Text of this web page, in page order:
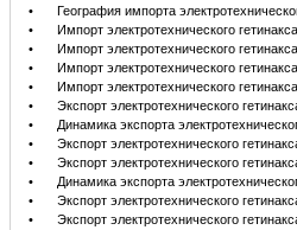
•
География импорта
•
Импорт электротехнического
•
Импорт электротехнического
•
Импорт электротехнического
•
Импорт электротехнического
•
Экспорт электротехнического
•
Динамика экспорта
•
Экспорт электротехнического
•
Экспорт электротехнического
•
Динамика экспорта
•
Экспорт электротехнического
•
Экспорт электротехнического